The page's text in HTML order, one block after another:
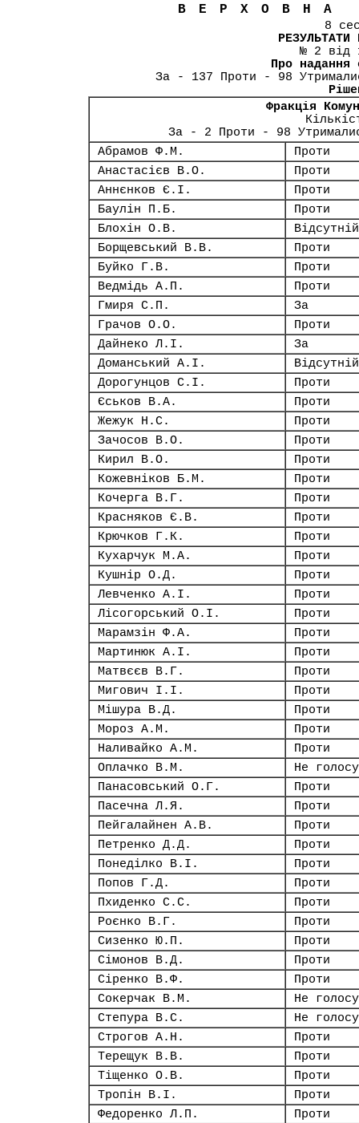
8
РЕЗУЛЬТАТИ
№ 2 від
Про надання
За - 137 Проти - 98
Фракція
За - 2 Проти - 98
Абрамов Ф.М.
Проти
Анастасієв В.О.
Проти
Аннєнков Є.І.
Проти
Баулін П.Б.
Проти
Блохін О.В.
Відсутній
Борщевський В.В.
Проти
Буйко Г.В.
Проти
Ведмідь А.П.
Проти
Гмиря С.П.
За
Грачов О.О.
Проти
Дайнеко Л.І.
За
Доманський А.І.
Відсутній
Дорогунцов С.І.
Проти
Єськов В.А.
Проти
Жежук Н.С.
Проти
Зачосов В.О.
Проти
Кирил В.О.
Проти
Кожевніков Б.М.
Проти
Кочерга В.Г.
Проти
Красняков Є.В.
Проти
Крючков Г.К.
Проти
Кухарчук М.А.
Проти
Кушнір О.Д.
Проти
Левченко А.І.
Проти
Лісогорський О.І.
Проти
Марамзін Ф.А.
Проти
Мартинюк А.І.
Проти
Матвєєв В.Г.
Проти
Мигович І.І.
Проти
Мішура В.Д.
Проти
Мороз А.М.
Проти
Наливайко А.М.
Проти
Оплачко В.М.
Не
Панасовський О.Г.
Проти
Пасечна Л.Я.
Проти
Пейгалайнен А.В.
Проти
Петренко Д.Д.
Проти
Понеділко В.І.
Проти
Попов Г.Д.
Проти
Пхиденко С.С.
Проти
Роєнко В.Г.
Проти
Сизенко Ю.П.
Проти
Сімонов В.Д.
Проти
Сіренко В.Ф.
Проти
Сокерчак В.М.
Не
Степура В.С.
Не
Строгов А.Н.
Проти
Терещук В.В.
Проти
Тіщенко О.В.
Проти
Тропін В.І.
Проти
Федоренко Л.П.
Проти